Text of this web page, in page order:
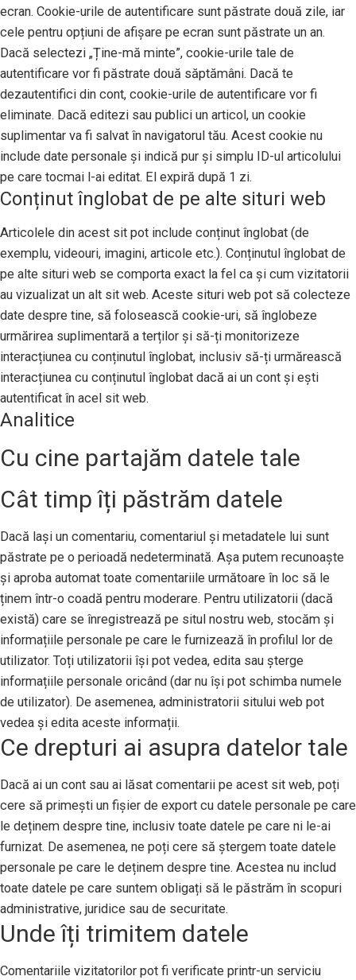
ecran. Cookie-urile de autentificare sunt păstrate două zile, iar
cele pentru opțiuni de afișare pe ecran sunt păstrate un an.
Dacă selectezi „Ține-mă minte”, cookie-urile tale de
autentificare vor fi păstrate două săptămâni. Dacă te
dezautentifici din cont, cookie-urile de autentificare vor fi
eliminate. Dacă editezi sau publici un articol, un cookie
suplimentar va fi salvat în navigatorul tău. Acest cookie nu
include date personale și indică pur și simplu ID-ul articolului
pe care tocmai l-ai editat. El expiră după 1 zi.
Conținut înglobat de pe alte situri web
Articolele din acest sit pot include conținut înglobat (de
exemplu, videouri, imagini, articole etc.). Conținutul înglobat de
pe alte situri web se comporta exact la fel ca și cum vizitatorii
au vizualizat un alt sit web. Aceste situri web pot să colecteze
date despre tine, să folosească cookie-uri, să înglobeze
urmărirea suplimentară a terților și să-ți monitorizeze
interacțiunea cu conținutul înglobat, inclusiv să-ți urmărească
interacțiunea cu conținutul înglobat dacă ai un cont și ești
autentificat în acel sit web.
Analitice
Cu cine partajăm datele tale
Cât timp îți păstrăm datele
Dacă lași un comentariu, comentariul și metadatele lui sunt
păstrate pe o perioadă nedeterminată. Așa putem recunoaște
și aproba automat toate comentariile următoare în loc să le
ținem într-o coadă pentru moderare. Pentru utilizatorii (dacă
există) care se înregistrează pe situl nostru web, stocăm și
informațiile personale pe care le furnizează în profilul lor de
utilizator. Toți utilizatorii își pot vedea, edita sau șterge
informațiile personale oricând (dar nu își pot schimba numele
de utilizator). De asemenea, administratorii sitului web pot
vedea și edita aceste informații.
Ce drepturi ai asupra datelor tale
Dacă ai un cont sau ai lăsat comentarii pe acest sit web, poți
cere să primești un fișier de export cu datele personale pe care
le deținem despre tine, inclusiv toate datele pe care ni le-ai
furnizat. De asemenea, ne poți cere să ștergem toate datele
personale pe care le deținem despre tine. Acestea nu includ
toate datele pe care suntem obligați să le păstrăm în scopuri
administrative, juridice sau de securitate.
Unde îți trimitem datele
Comentariile vizitatorilor pot fi verificate printr-un serviciu